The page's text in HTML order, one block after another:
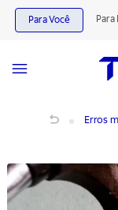
Para Você
Erros